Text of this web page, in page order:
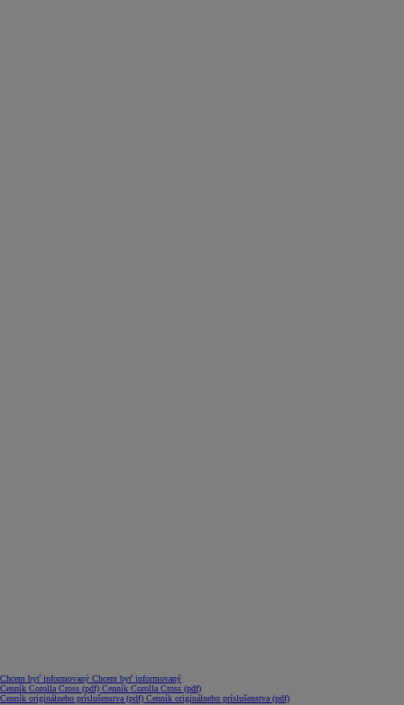
Chcem byť informovaný Chcem byť informovaný
Cenník Corolla Cross (pdf) Cenník Corolla Cross (pdf)(Opens in new window)
Cenník originálneho príslušenstva (pdf) Cenník originálneho príslušenstva (pdf)(Opens in new window)